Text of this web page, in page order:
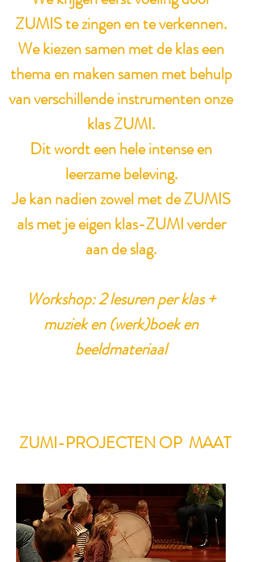
ZUMIS te zingen en te verkennen.
We kiezen samen met de klas een
thema en maken samen met behulp
van verschillende instrumenten onze
klas ZUMI.
Dit wordt een hele intense en
leerzame beleving.
Je kan nadien zowel met de ZUMIS
als met je eigen klas-ZUMI verder
aan de slag.
Workshop: 2 lesuren per klas +
muziek en (werk)boek en
beeldmateriaal
​ZUMI-PROJECTEN OP MAAT